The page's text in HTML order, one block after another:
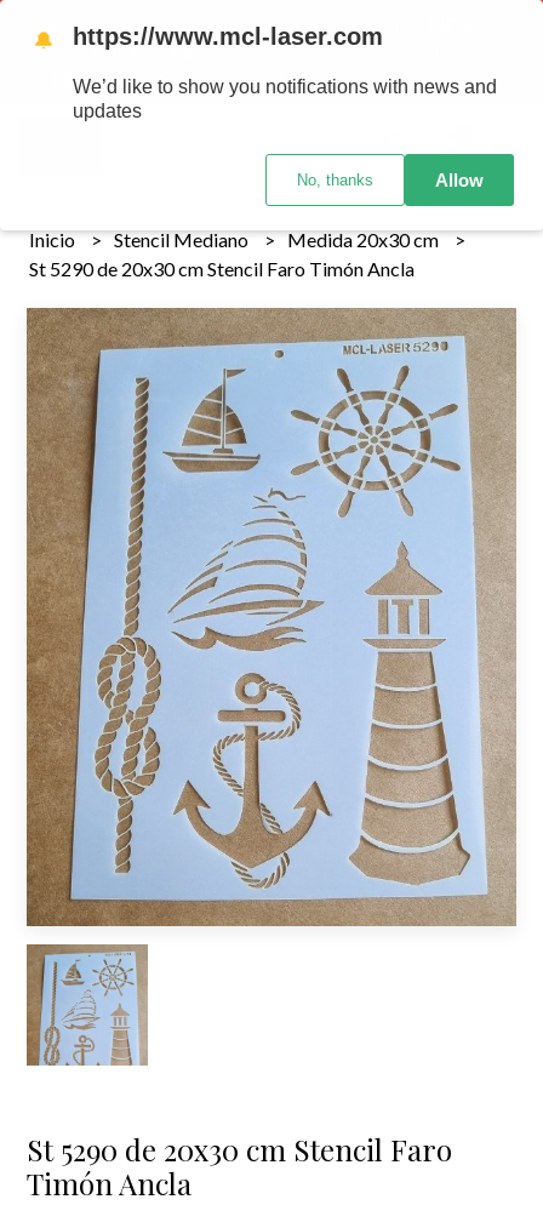
Tenemos envios a todo el pais!........ Los envios Por MENOR se
realizan 48 hs habiles porteriores al pago , los pedidos por
MAYOR se envian 7 dias posteriores al pago del pedido
Inicio Stencil Mediano
Medida 20x30 cm
St 5290 de 20x30 cm Stencil Faro Timón Ancla
St 5290 de 20x30 cm Stencil Faro
Timón Ancla
🔔 https://www.mcl-laser.com
We’d like to show you notifications with news and
updates
No, thanks Allow